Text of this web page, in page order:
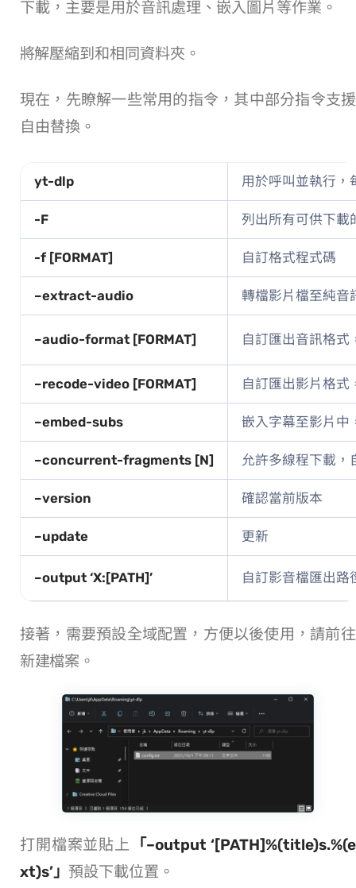
下載 ，主要是用於音訊處理、嵌入圖片等作業。
將 ffmpeg.7z 解壓縮到和 yt-dlp 相同資料夾。
現在，先瞭解一些常用的指令，其中部分指令支援
自由替換。
yt-dlp 用於呼叫並執行 yt-
-F 列出所有可供下載
-f [FORMAT] 自訂格式程式碼
–extract-audio 轉檔影片檔至純音
–audio-format [FORMAT] 自訂匯出音訊格式，包括 MP3、
–recode-video [FORMAT] 自訂匯出影片格式，包括 MP4、
–embed-subs 嵌入字幕至影片中，僅可用
–concurrent-fragments [N] 允許多線程下載，
–version 確認當前 yt-dlp 版本
–update 更新 yt-dlp
–output ‘X:[PATH]’ 自訂影音檔匯出路徑，
接著，需要預設全域配置，方便以後使用，請前往 C:Users[USER]AppDataRoaming
新建 config.txt 檔案。
打開 config.txt 檔案並貼上
「–output ‘[PATH]%(title)s.%(e
xt)s’」 預設下載位置。